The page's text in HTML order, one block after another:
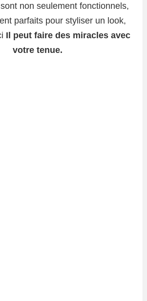
non seulement fonctionnels,
parfaits pour styliser un look,
Il peut faire des miracles avec
votre tenue.